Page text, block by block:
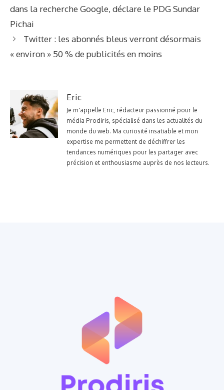
dans la recherche Google, déclare le PDG Sundar
Pichai
Twitter : les abonnés bleus verront désormais
« environ » 50 % de publicités en moins
Eric
Je m'appelle Eric, rédacteur passionné pour le
média Prodiris, spécialisé dans les actualités du
monde du web. Ma curiosité insatiable et mon
expertise me permettent de déchiffrer les
tendances numériques pour les partager avec
précision et enthousiasme auprès de nos lecteurs.